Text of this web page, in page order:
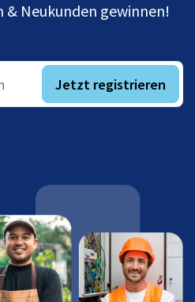
Neukunden gewinnen!
Jetzt registrieren